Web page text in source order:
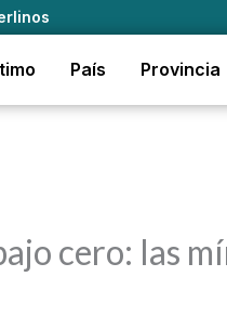
País Provincia
cero: las